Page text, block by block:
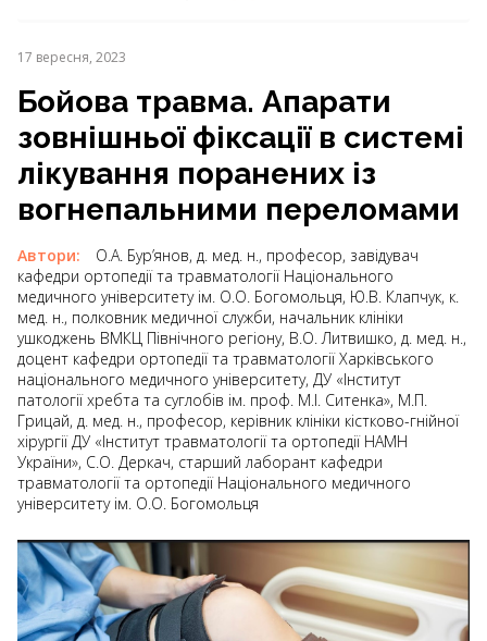
17 вересня, 2023
Бойова травма. Апарати
зовнішньої фіксації в системі
лікування поранених із
вогнепальними переломами
Автори:
О.А. Бур’янов, д. мед. н., професор, завідувач
кафедри ортопедії та травматології Національного
медичного університету ім. О.О. Богомольця, Ю.В. Клапчук, к.
мед. н., полковник медичної служби, начальник клініки
ушкоджень ВМКЦ Північного регіону, В.О. Литвишко, д. мед. н.,
доцент кафедри ортопедії та травматології Харківського
національного медичного університету, ДУ «Інститут
патології хребта та суглобів ім. проф. М.І. Ситенка», М.П.
Грицай, д. мед. н., професор, керівник клініки кістково-гнійної
хірургії ДУ «Інститут травматології та ортопедії НАМН
України», С.О. Деркач, старший лаборант кафедри
травматології та ортопедії Національного медичного
університету ім. О.О. Богомольця